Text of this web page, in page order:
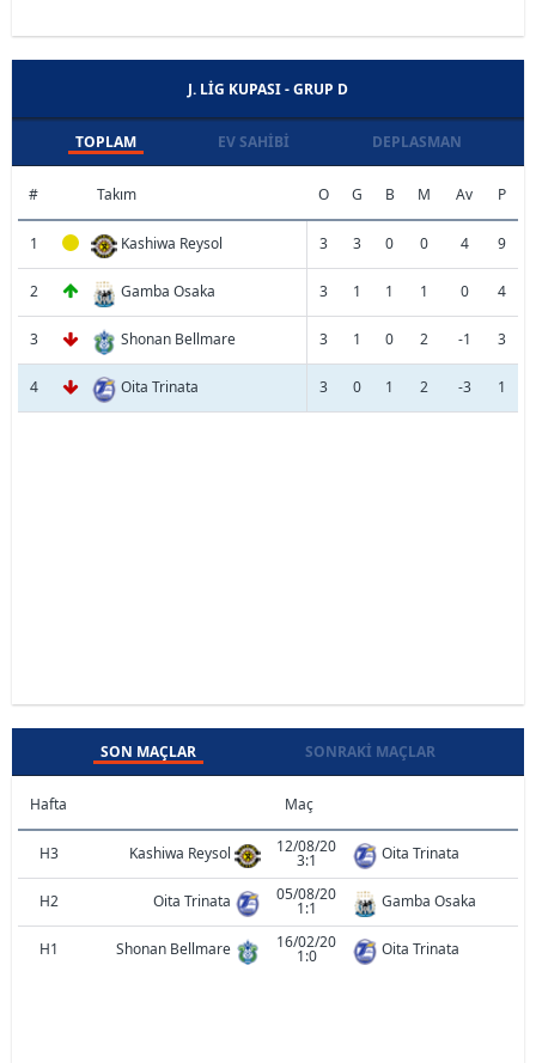
J. LIG KUPASI - GRUP D
TOPLAM EV SAHIBI DEPLASMAN
# Takım O G B M Av P
1 Kashiwa Reysol 3 3 0 0 4 9
2 Gamba Osaka 3 1 1 1 0 4
3 Shonan Bellmare 3 1 0 2 -1 3
4 Oita Trinata 3 0 1 2 -3 1
SON MAÇLAR SONRAKI MAÇLAR
Hafta Maç
H3 Kashiwa Reysol 12/08/20
3:1 Oita Trinata
H2 Oita Trinata 05/08/20
1:1 Gamba Osaka
H1 Shonan Bellmare 16/02/20
1:0 Oita Trinata